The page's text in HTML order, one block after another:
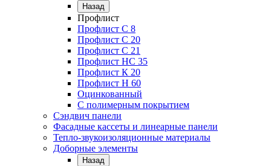
Назад
Профлист
Профлист С 8
Профлист С 20
Профлист C 21
Профлист НС 35
Профлист К 20
Профлист Н 60
Оцинкованный
С полимерным покрытием
Сэндвич панели
Фасадные кассеты и линеарные панели
Тепло-звукоизоляционные материалы
Доборные элементы
Назад